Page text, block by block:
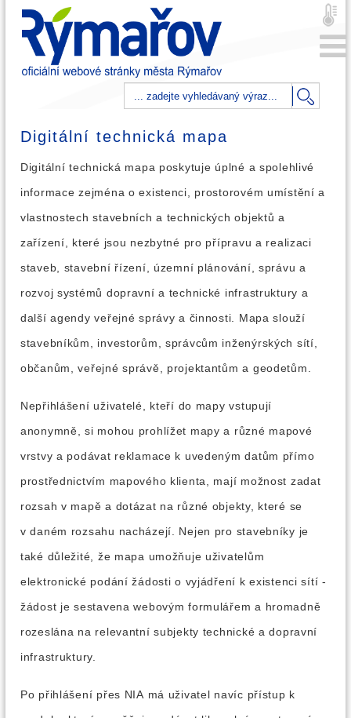
Digitální technická mapa
Digitální technická mapa poskytuje úplné a spolehlivé
informace zejména o existenci, prostorovém umístění a
vlastnostech stavebních a technických objektů a
zařízení, které jsou nezbytné pro přípravu a realizaci
staveb, stavební řízení, územní plánování, správu a
rozvoj systémů dopravní a technické infrastruktury a
další agendy veřejné správy a činnosti. Mapa slouží
stavebníkům, investorům, správcům inženýrských sítí,
občanům, veřejné správě, projektantům a geodetům.
Nepřihlášení uživatelé, kteří do mapy vstupují
anonymně, si mohou prohlížet mapy a různé mapové
vrstvy a podávat reklamace k uvedeným datům přímo
prostřednictvím mapového klienta, mají možnost zadat
rozsah v mapě a dotázat na různé objekty, které se
v daném rozsahu nacházejí. Nejen pro stavebníky je
také důležité, že mapa umožňuje uživatelům
elektronické podání žádosti o vyjádření k existenci sítí -
žádost je sestavena webovým formulářem a hromadně
rozeslána na relevantní subjekty technické a dopravní
infrastruktury.
Po přihlášení přes NIA má uživatel navíc přístup k